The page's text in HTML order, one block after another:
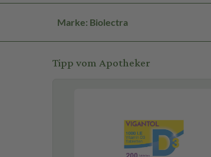
Marke: Biolectra
Tipp vom Apotheker